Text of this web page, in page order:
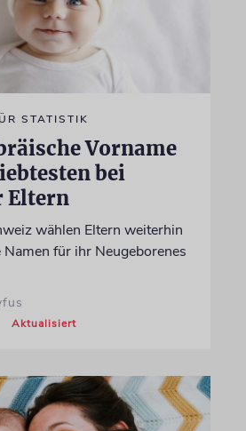
STATISTIK
Vorname
bei
Eltern
wählen Eltern weiterhin
für ihr Neugeborenes
Aktualisiert